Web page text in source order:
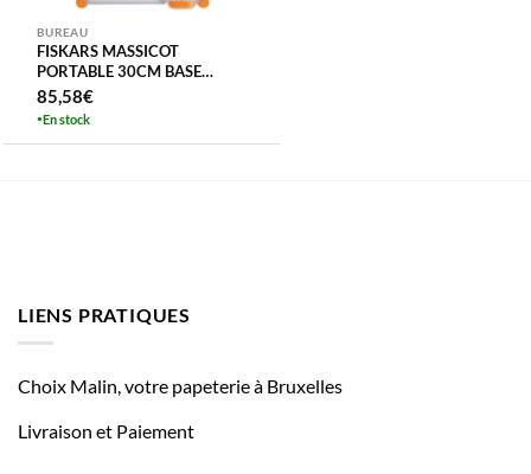
BUREAU
FISKARS MASSICOT
PORTABLE 30CM BASE
LARGE 6″-15CM LAME
ROTAT + RALLONGE
85,58€
En stock
LIENS PRATIQUES
Choix Malin, votre papeterie à Bruxelles
Livraison et Paiement